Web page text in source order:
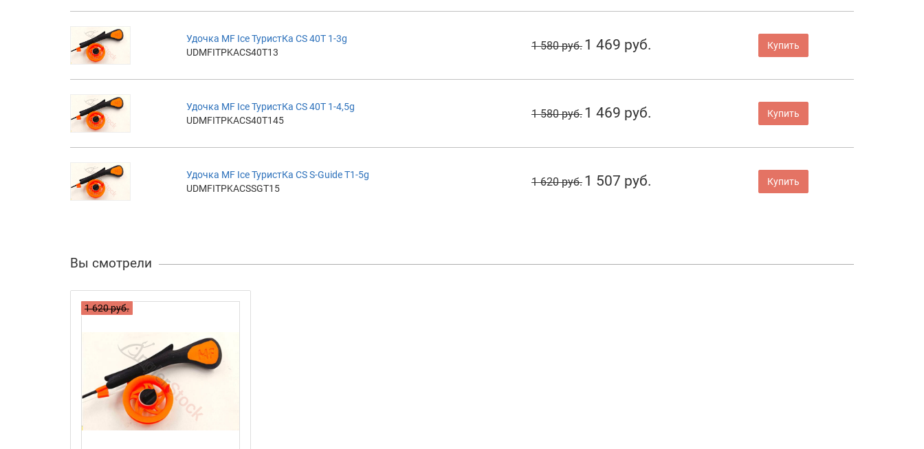
Удочка MF Ice ТуристКа CS 40T 1-3g
UDMFITPKACS40T13
1 580 руб. 1 469 руб. Купить
Удочка MF Ice ТуристКа CS 40T 1-4,5g
UDMFITPKACS40T145
1 580 руб. 1 469 руб. Купить
Удочка MF Ice ТуристКа CS S-Guide T1-5g
UDMFITPKACSSGT15
1 620 руб. 1 507 руб. Купить
Вы смотрели
1 620 руб.